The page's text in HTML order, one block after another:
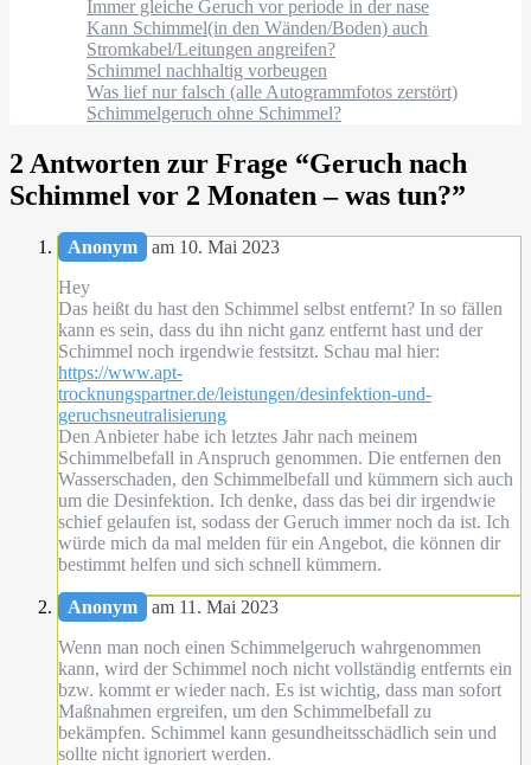
Immer gleiche Geruch vor periode in der nase
Kann Schimmel(in den Wänden/Boden) auch
Stromkabel/Leitungen angreifen?
Schimmel nachhaltig vorbeugen
Was lief nur falsch (alle Autogrammfotos zerstört)
Schimmelgeruch ohne Schimmel?
2 Antworten zur Frage “Geruch nach
Schimmel vor 2 Monaten – was tun?”
Anonym
am 10. Mai 2023
Hey
Das heißt du hast den Schimmel selbst entfernt? In so fällen
kann es sein, dass du ihn nicht ganz entfernt hast und der
Schimmel noch irgendwie festsitzt. Schau mal hier:
https://www.apt-
trocknungspartner.de/leistungen/desinfektion-und-
geruchsneutralisierung
Den Anbieter habe ich letztes Jahr nach meinem
Schimmelbefall in Anspruch genommen. Die entfernen den
Wasserschaden, den Schimmelbefall und kümmern sich auch
um die Desinfektion. Ich denke, dass das bei dir irgendwie
schief gelaufen ist, sodass der Geruch immer noch da ist. Ich
würde mich da mal melden für ein Angebot, die können dir
bestimmt helfen und sich schnell kümmern.
Anonym
am 11. Mai 2023
Wenn man noch einen Schimmelgeruch wahrgenommen
kann, wird der Schimmel noch nicht vollständig entfernts ein
bzw. kommt er wieder nach. Es ist wichtig, dass man sofort
Maßnahmen ergreifen, um den Schimmelbefall zu
bekämpfen. Schimmel kann gesundheitsschädlich sein und
sollte nicht ignoriert werden.